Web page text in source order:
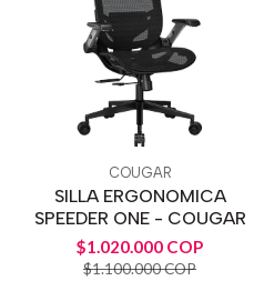
COUGAR
SILLA ERGONOMICA
SPEEDER ONE - COUGAR
$1.020.000 COP
$1.100.000 COP